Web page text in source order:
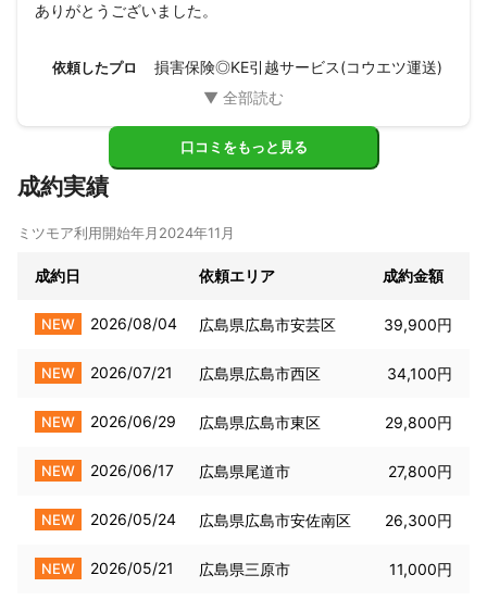
ありがとうございました。
依頼したプロ 損害保険◎KE引越サービス(コウエツ運送)
口コミをもっと見る
成約実績
ミツモア利用開始年月 2024年11月
成約日 依頼エリア 成約金額
NEW 2026/08/04 広島県広島市安芸区 39,900円
NEW 2026/07/21 広島県広島市西区 34,100円
NEW 2026/06/29 広島県広島市東区 29,800円
NEW 2026/06/17 広島県尾道市 27,800円
NEW 2026/05/24 広島県広島市安佐南区 26,300円
NEW 2026/05/21 広島県三原市 11,000円